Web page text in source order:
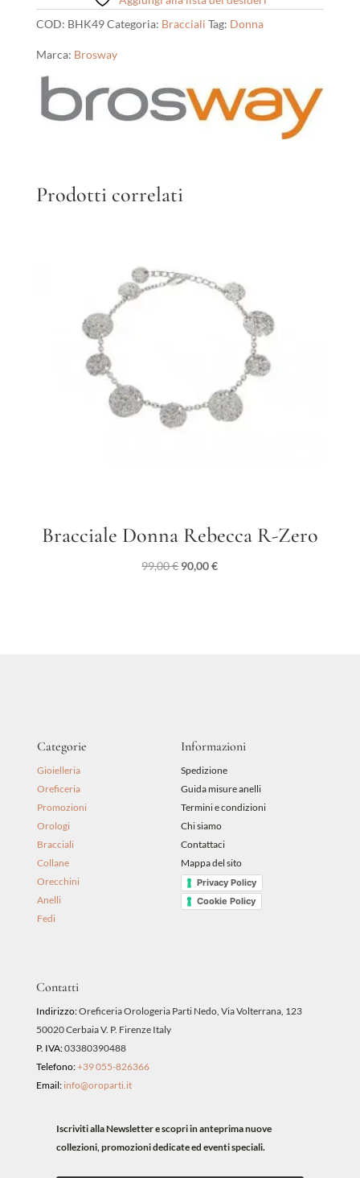
COD: BHK49Categoria: Bracciali Tag: Donna
Marca: Brosway
Prodotti correlati
Bracciale Donna Rebecca R-Zero
99,00€ Il
90,00€Il
Categorie
Gioielleria
Oreficeria
Promozioni
Orologi
Bracciali
Collane
Orecchini
Anelli
Fedi
Informazioni
Spedizione
Guida misure anelli
Termini e condizioni
Chi siamo
Contattaci
Mappa del sito
Privacy Policy
Cookie Policy
Contatti
Indirizzo:Oreficeria Orologeria Parti Nedo, Via Volterrana, 123
50020 Cerbaia V. P. Firenze Italy
P. IVA:03380390488
Telefono:+39 055-826366
Email: info@oroparti.it
Iscriviti alla Newsletter e scopri in anteprima nuove
collezioni, promozioni dedicate ed eventi speciali.